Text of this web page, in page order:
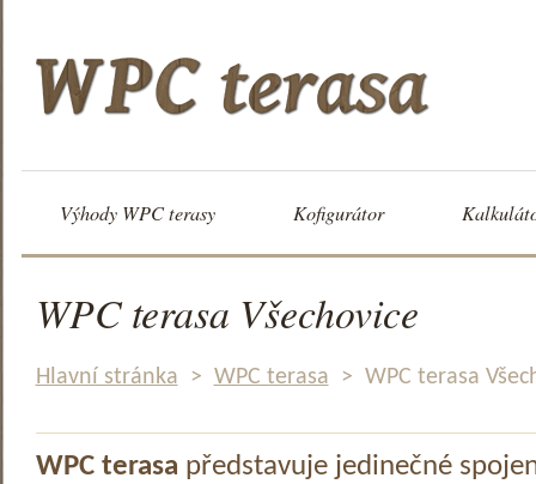
Výhody WPC terasy Kofigurátor
WPC terasa Všechovice
Hlavní stránka > WPC terasa > WPC terasa
WPC terasa představuje jedinečné